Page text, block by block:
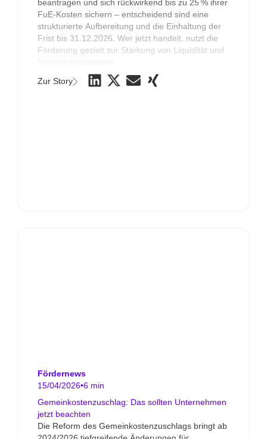
beantragen und sich rückwirkend bis zu 25 % ihrer
FuE-Kosten sichern – entscheidend sind eine
strukturierte Aufbereitung und die Einhaltung der
Frist bis 31.12.2026. Wer jetzt handelt, nutzt die
Förderung gezielt zur Stärkung von Liquidität und
Zur Story
Fördernews
15/04/2026•6 min
Gemeinkostenzuschlag: Das sollten Unternehmen
jetzt beachten
Die Reform des Gemeinkostenzuschlags bringt ab